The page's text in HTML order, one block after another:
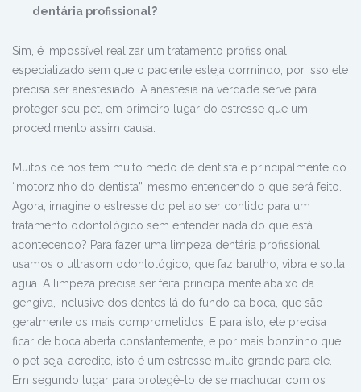
dentária profissional?
Sim, é impossível realizar um tratamento profissional
especializado sem que o paciente esteja dormindo, por isso ele
precisa ser anestesiado. A anestesia na verdade serve para
proteger seu pet, em primeiro lugar do estresse que um
procedimento assim causa.
Muitos de nós tem muito medo de dentista e principalmente do
“motorzinho do dentista”, mesmo entendendo o que será feito.
Agora, imagine o estresse do pet ao ser contido para um
tratamento odontológico sem entender nada do que está
acontecendo? Para fazer uma limpeza dentária profissional
usamos o ultrasom odontológico, que faz barulho, vibra e solta
água. A limpeza precisa ser feita principalmente abaixo da
gengiva, inclusive dos dentes lá do fundo da boca, que são
geralmente os mais comprometidos. E para isto, ele precisa
ficar de boca aberta constantemente, e por mais bonzinho que
o pet seja, acredite, isto é um estresse muito grande para ele.
Em segundo lugar para protegê-lo de se machucar com os